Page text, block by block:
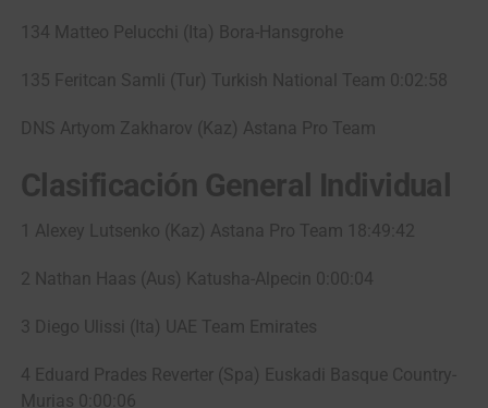
134 Matteo Pelucchi (Ita) Bora-Hansgrohe
135 Feritcan Samli (Tur) Turkish National Team 0:02:58
DNS Artyom Zakharov (Kaz) Astana Pro Team
Clasificación General Individual
1 Alexey Lutsenko (Kaz) Astana Pro Team 18:49:42
2 Nathan Haas (Aus) Katusha-Alpecin 0:00:04
3 Diego Ulissi (Ita) UAE Team Emirates
4 Eduard Prades Reverter (Spa) Euskadi Basque Country-
Murias 0:00:06